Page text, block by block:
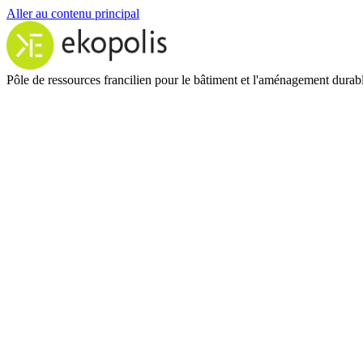
Aller au contenu principal
Pôle de ressources francilien pour le bâtiment et l'aménagement